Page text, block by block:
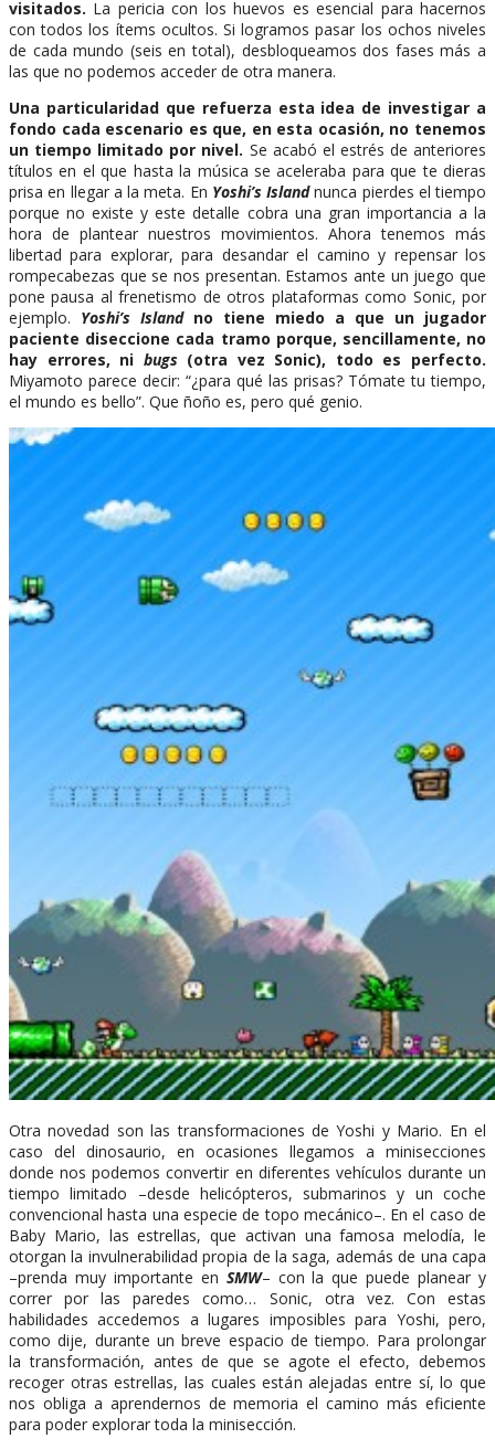
visitados. La pericia con los huevos es esencial para hacernos
con todos los ítems ocultos. Si logramos pasar los ochos niveles
de cada mundo (seis en total), desbloqueamos dos fases más a
las que no podemos acceder de otra manera.
Una particularidad que refuerza esta idea de investigar a
fondo cada escenario es que, en esta ocasión, no tenemos
un tiempo limitado por nivel. Se acabó el estrés de anteriores
títulos en el que hasta la música se aceleraba para que te dieras
prisa en llegar a la meta. En Yoshi’s Islandnunca pierdes el tiempo
porque no existe y este detalle cobra una gran importancia a la
hora de plantear nuestros movimientos. Ahora tenemos más
libertad para explorar, para desandar el camino y repensar los
rompecabezas que se nos presentan. Estamos ante un juego que
pone pausa al frenetismo de otros plataformas como Sonic, por
ejemplo. Yoshi’s Islandno tiene miedo a que un jugador
paciente diseccione cada tramo porque, sencillamente, no
hay errores, ni bugs (otra vez Sonic), todo es perfecto.
Miyamoto parece decir: “¿para qué las prisas? Tómate tu tiempo,
el mundo es bello”. Que ñoño es, pero qué genio.
Otra novedad son las transformaciones de Yoshi y Mario. En el
caso del dinosaurio, en ocasiones llegamos a minisecciones
donde nos podemos convertir en diferentes vehículos durante un
tiempo limitado –desde helicópteros, submarinos y un coche
convencional hasta una especie de topo mecánico–. En el caso de
Baby Mario, las estrellas, que activan una famosa melodía, le
otorgan la invulnerabilidad propia de la saga, además de una capa
–prenda muy importante en SMW– con la que puede planear y
correr por las paredes como… Sonic, otra vez. Con estas
habilidades accedemos a lugares imposibles para Yoshi, pero,
como dije, durante un breve espacio de tiempo. Para prolongar
la transformación, antes de que se agote el efecto, debemos
recoger otras estrellas, las cuales están alejadas entre sí, lo que
nos obliga a aprendernos de memoria el camino más eficiente
para poder explorar toda la minisección.